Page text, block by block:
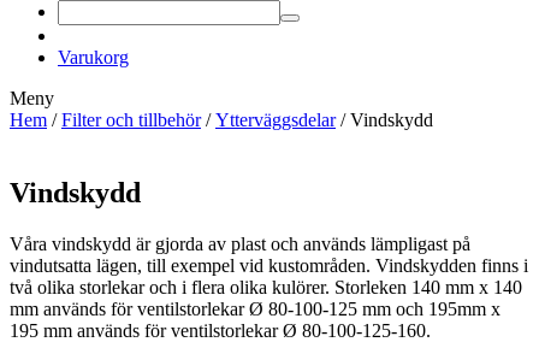
Varukorg
Meny
Hem /Filter och tillbehör/Ytterväggsdelar/ Vindskydd
Vindskydd
Våra vindskydd är gjorda av plast och används lämpligast på
vindutsatta lägen, till exempel vid kustområden. Vindskydden finns i
två olika storlekar och i flera olika kulörer. Storleken 140 mm x 140
mm används för ventilstorlekar Ø 80-100-125 mm och 195mm x
195 mm används för ventilstorlekar Ø 80-100-125-160.